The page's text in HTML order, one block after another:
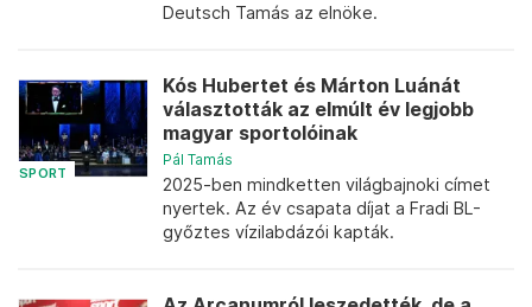
Deutsch Tamás az elnöke.
SPORT
Kós Hubertet és Márton Luánát
választották az elmúlt év legjobb
magyar sportolóinak
Pál Tamás
2025-ben mindketten világbajnoki címet
nyertek. Az év csapata díjat a Fradi BL-
győztes vízilabdázói kapták.